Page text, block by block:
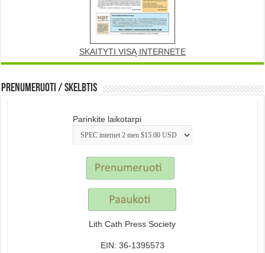
SKAITYTI VISĄ INTERNETE
Prenumeruoti / Skelbtis
Parinkite laikotarpi
Lith Cath Press Society
EIN: 36-1395573